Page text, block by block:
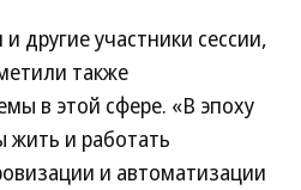
другие участники сессии,
также
в этой сфере. «В эпоху
жить и работать
и автоматизации